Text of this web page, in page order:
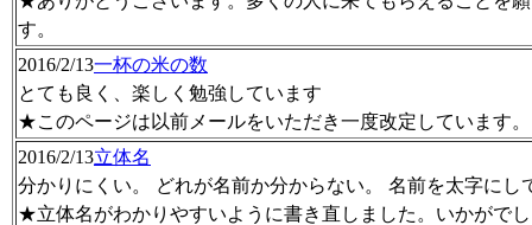
す。
2016/2/13一杯の米の数
とても良く、楽しく勉強しています
★このページは以前メールをいただき一度改定しています
2016/2/13立体名
分かりにくい。 どれが名前か分からない。 名前を太字にし
★立体名がわかりやすいように書き直しました。いかがで